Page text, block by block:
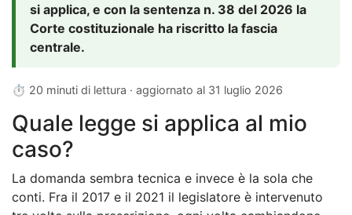
si applica, e con la sentenza n. 38 del 2026 la
Corte costituzionale ha riscritto la fascia
centrale.
⏱ 20 minuti di lettura · aggiornato al 31 luglio 2026
Quale legge si applica al mio
caso?
La domanda sembra tecnica e invece è la sola che
conti. Fra il 2017 e il 2021 il legislatore è intervenuto